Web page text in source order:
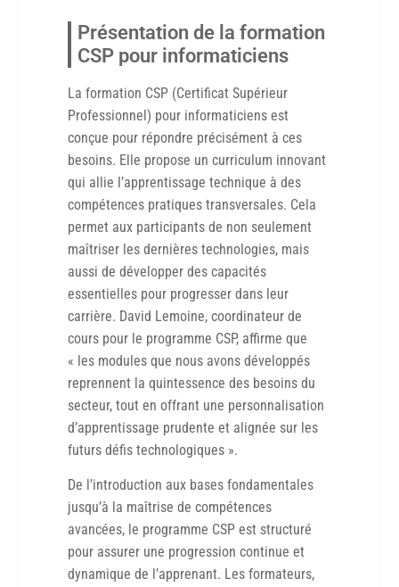
Présentation de la formation
CSP pour informaticiens
La formation CSP (Certificat Supérieur
Professionnel) pour informaticiens est
conçue pour répondre précisément à ces
besoins. Elle propose un curriculum innovant
qui allie l’apprentissage technique à des
compétences pratiques transversales. Cela
permet aux participants de non seulement
maîtriser les dernières technologies, mais
aussi de développer des capacités
essentielles pour progresser dans leur
carrière. David Lemoine, coordinateur de
cours pour le programme CSP, affirme que
« les modules que nous avons développés
reprennent la quintessence des besoins du
secteur, tout en offrant une personnalisation
d’apprentissage prudente et alignée sur les
futurs défis technologiques ».
De l’introduction aux bases fondamentales
jusqu’à la maîtrise de compétences
avancées, le programme CSP est structuré
pour assurer une progression continue et
dynamique de l’apprenant. Les formateurs,